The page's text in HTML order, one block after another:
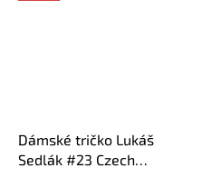
Dámské tričko Lukáš
Sedlák #23 Czech